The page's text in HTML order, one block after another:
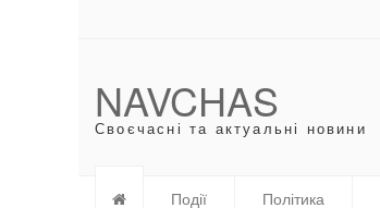
NAVCHAS
Своєчасні та актуальні новини
Події Політика